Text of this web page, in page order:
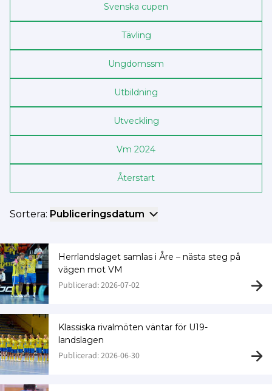
Svenska cupen
Tävling
Ungdoms­sm
Utbildning
Utveckling
Vm 2024
Återstart
Sortera: Publiceringsdatum
Herrlandslaget samlas i Åre – nästa steg på
vägen mot VM
Publicerad: 2026-07-02
Klassiska rivalmöten väntar för U19-
landslagen
Publicerad: 2026-06-30